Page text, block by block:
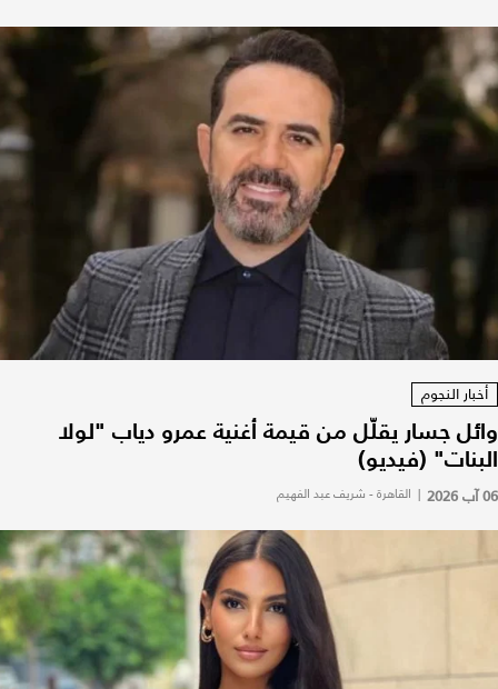
أخبار النجوم
وائل جسار يقلّل من قيمة أغنية عمرو دياب "لولا
البنات" (فيديو)
06 آب 2026 | القاهرة - شريف عبد الفهيم